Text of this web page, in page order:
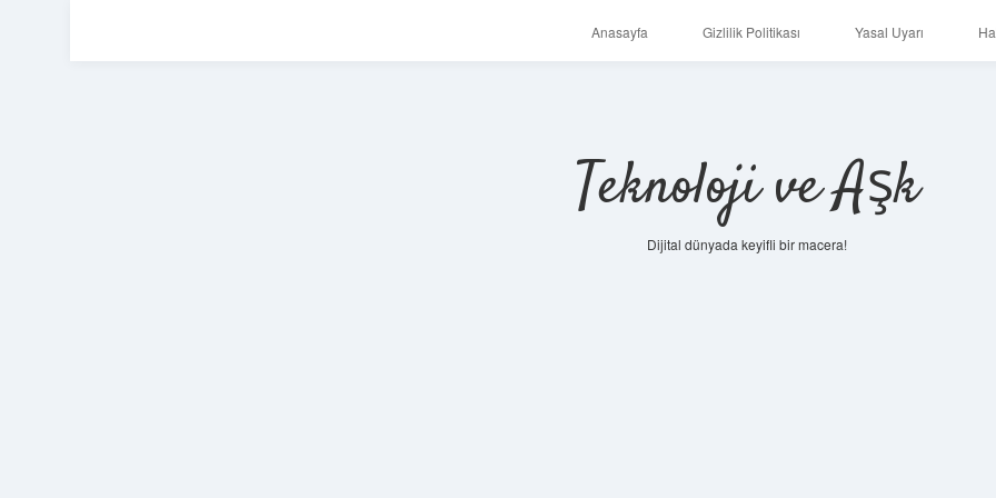
Anasayfa Gizlilik Politikası Yasal Uyarı
Teknoloji ve Aşk
Dijital dünyada keyifli bir macera!